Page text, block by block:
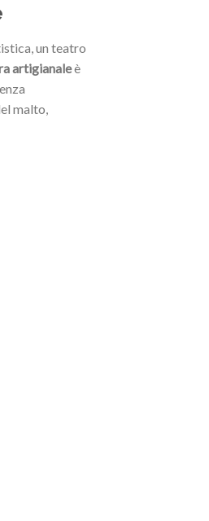
un teatro
artigianaleè
malto,